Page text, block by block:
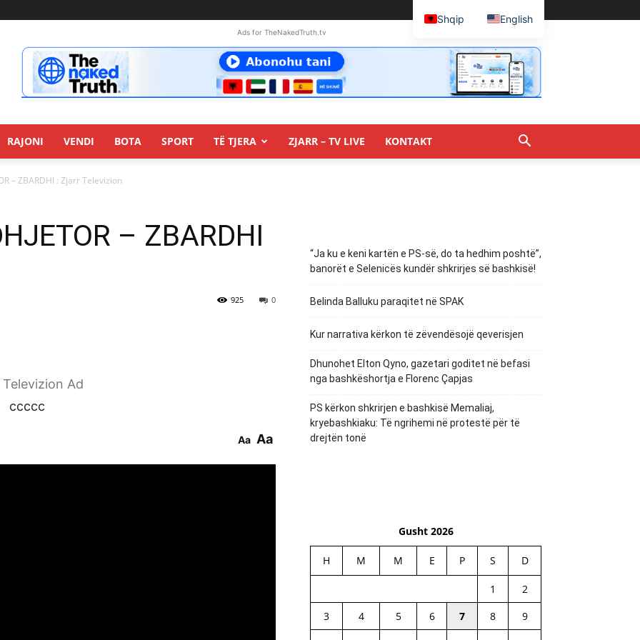
Ads for TheNakedTruth.tv
RAJONI VENDI BOTA SPORT TË TJERA ZJARR – TV LIVE KONTAKT
– ZBARDHI : Zjarr Televizion
– ZBARDHI
0
925
Ad
ccccc
Aa Aa
“Ja ku e keni kartën e PS-së, do ta hedhim poshtë”,
banorët e Selenicës kundër shkrirjes së bashkisë!
Belinda Balluku paraqitet në SPAK
Kur narrativa kërkon të zëvendësojë qeverisjen
Dhunohet Elton Qyno, gazetari goditet në befasi
nga bashkëshortja e Florenc Çapjas
PS kërkon shkrirjen e bashkisë Memaliaj,
kryebashkiaku: Të ngrihemi në protestë për të
drejtën tonë
Gusht 2026
H M M E P S D
1
2
3
4 5 6 7 8
9
Shqip English